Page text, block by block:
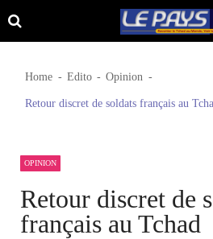
Skip
to
Skip
to
Home Edito Opinion
Retour discret de soldats français au
OPINION
Retour discret de
français au Tchad